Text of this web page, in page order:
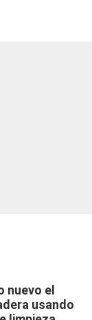
nuevo el
usando